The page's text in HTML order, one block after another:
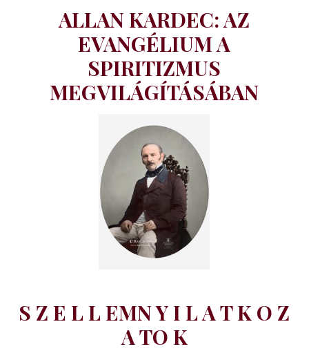
ALLAN KARDEC: AZ
EVANGÉLIUM A
SPIRITIZMUS
MEGVILÁGÍTÁSÁBAN
S Z E L L EMN Y I L A T K O Z
A TO K